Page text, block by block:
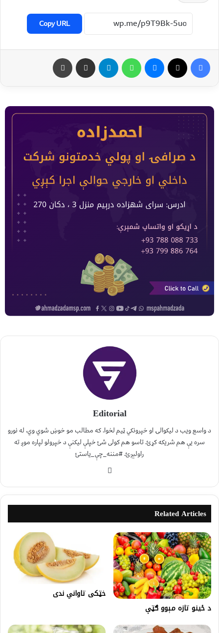
Copy URL
Editorial
د واسع ویب د لیکوالۍ او خپرونکي ټیم لخوا. که مطالب مو خوښ شوي وي، له نورو
سره یې هم شریکه کړئ. تاسو هم کولی شئ خپلې لیکنې د خپرولو لپاره موږ ته
راولېږئ. #مننه_چې_یاستئ
Related Articles
د ځینو تازه مېوو ګټې
خټکی تاواني ندی